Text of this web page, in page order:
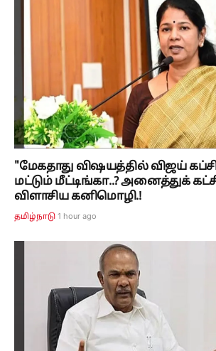
"மேகதாது விஷயத்தில் விஜய்
மட்டும் மீட்டிங்கா..? அனைத்துக்
விளாசிய கனிமொழி.!
தமிழ்நாடு 1 hour ago